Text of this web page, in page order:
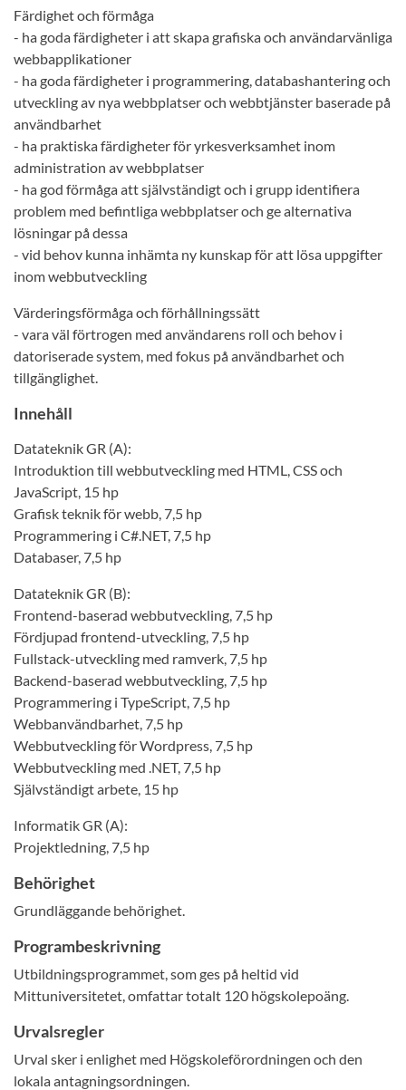
Färdighet och förmåga
- ha goda färdigheter i att skapa grafiska och användarvänliga
webbapplikationer
- ha goda färdigheter i programmering, databashantering och
utveckling av nya webbplatser och webbtjänster baserade på
användbarhet
- ha praktiska färdigheter för yrkesverksamhet inom
administration av webbplatser
- ha god förmåga att självständigt och i grupp identifiera
problem med befintliga webbplatser och ge alternativa
lösningar på dessa
- vid behov kunna inhämta ny kunskap för att lösa uppgifter
inom webbutveckling
Värderingsförmåga och förhållningssätt
- vara väl förtrogen med användarens roll och behov i
datoriserade system, med fokus på användbarhet och
tillgänglighet.
Innehåll
Datateknik GR (A):
Introduktion till webbutveckling med HTML, CSS och
JavaScript, 15 hp
Grafisk teknik för webb, 7,5 hp
Programmering i C#.NET, 7,5 hp
Databaser, 7,5 hp
Datateknik GR (B):
Frontend-baserad webbutveckling, 7,5 hp
Fördjupad frontend-utveckling, 7,5 hp
Fullstack-utveckling med ramverk, 7,5 hp
Backend-baserad webbutveckling, 7,5 hp
Programmering i TypeScript, 7,5 hp
Webbanvändbarhet, 7,5 hp
Webbutveckling för Wordpress, 7,5 hp
Webbutveckling med .NET, 7,5 hp
Självständigt arbete, 15 hp
Informatik GR (A):
Projektledning, 7,5 hp
Behörighet
Grundläggande behörighet.
Programbeskrivning
Utbildningsprogrammet, som ges på heltid vid
Mittuniversitetet, omfattar totalt 120 högskolepoäng.
Urvalsregler
Urval sker i enlighet med Högskoleförordningen och den
lokala antagningsordningen.